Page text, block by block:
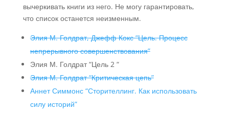
вычеркивать книги из него. Не могу гарантировать,
что список останется неизменным.
Элия М. Голдрат, Джефф Кокс “Цель. Процесс
непрерывного совершенствования”
Элия М. Голдрат “Цель 2 “
Элия М. Голдрат “Критическая цепь”
Аннет Симмонс “Сторителлинг. Как использовать
силу историй”